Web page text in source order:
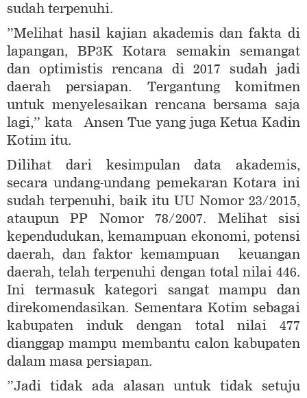
sudah terpenuhi.
”Melihat hasil kajian akademis dan fakta di
lapangan, BP3K Kotara semakin semangat
dan optimistis rencana di 2017 sudah jadi
daerah persiapan. Tergantung komitmen
untuk menyelesaikan rencana bersama saja
lagi,” kata Ansen Tue yang juga Ketua Kadin
Kotim itu.
Dilihat dari kesimpulan data akademis,
secara undang-undang pemekaran Kotara ini
sudah terpenuhi, baik itu UU Nomor 23/2015,
ataupun PP Nomor 78/2007. Melihat sisi
kependudukan, kemampuan ekonomi, potensi
daerah, dan faktor kemampuan keuangan
daerah, telah terpenuhi dengan total nilai 446.
Ini termasuk kategori sangat mampu dan
direkomendasikan. Sementara Kotim sebagai
kabupaten induk dengan total nilai 477
dianggap mampu membantu calon kabupaten
dalam masa persiapan.
”Jadi tidak ada alasan untuk tidak setuju